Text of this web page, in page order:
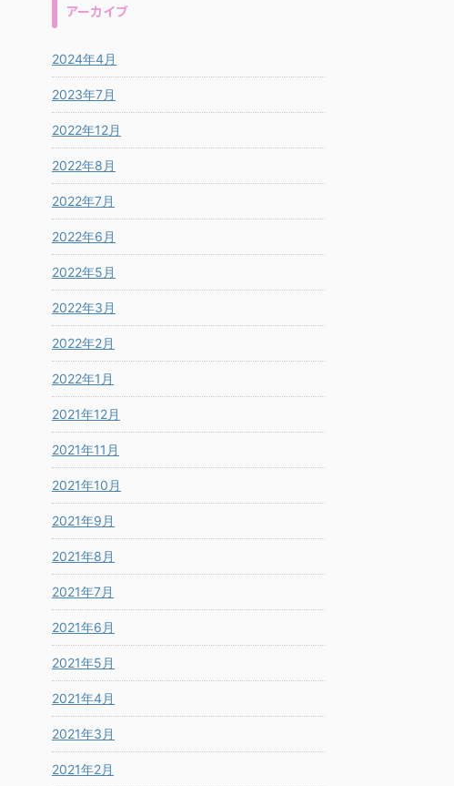
アーカイブ
2024年4月
2023年7月
2022年12月
2022年8月
2022年7月
2022年6月
2022年5月
2022年3月
2022年2月
2022年1月
2021年12月
2021年11月
2021年10月
2021年9月
2021年8月
2021年7月
2021年6月
2021年5月
2021年4月
2021年3月
2021年2月